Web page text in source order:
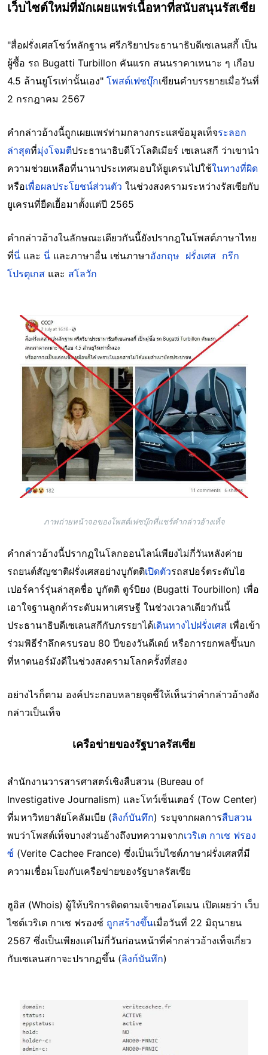
เว็บไซต์ใหม่ที่มักเผยแพร่เนื้อหาที่สนับสนุนรัสเซีย
"สื่อฝรั่งเศสโชว์หลักฐาน ศรีภริยาประธานาธิบดีเซเลนสกี้ เป็น
ผู้ซื้อ รถ Bugatti Turbillon คันแรก สนนราคาเหนาะ ๆ เกือบ
4.5 ล้านยูโรเท่านั้นเอง" โพสต์เฟซบุ๊กเขียนคำบรรยายเมื่อวันที่
2 กรกฎาคม 2567
คำกล่าวอ้างนี้ถูกเผยแพร่ท่ามกลางกระแสข้อมูลเท็จระลอก
ล่าสุดที่มุ่งโจมตีประธานาธิบดีโวโลดิเมียร์ เซเลนสกี ว่าเขานำ
ความช่วยเหลือที่นานาประเทศมอบให้ยูเครนไปใช้ในทางที่ผิด
หรือเพื่อผลประโยชน์ส่วนตัว ในช่วงสงครามระหว่างรัสเซียกับ
ยูเครนที่ยืดเยื้อมาตั้งแต่ปี 2565
คำกล่าวอ้างในลักษณะเดียวกันนี้ยังปรากฎในโพสต์ภาษาไทย
ที่นี่ และ นี่ และภาษาอื่น เช่นภาษาอังกฤษ ฝรั่งเศส กรีก
โปรตุเกส และ สโลวัก
Image
ภาพถ่ายหน้าจอของโพสต์เฟซบุ๊กที่แชร์คำกล่าวอ้างเท็จ
คำกล่าวอ้างนี้ปรากฏในโลกออนไลน์เพียงไม่กี่วันหลังค่าย
รถยนต์สัญชาติฝรั่งเศสอย่างบูกัตติเปิดตัวรถสปอร์ตระดับไฮ
เปอร์คาร์รุ่นล่าสุดชื่อ บูกัตติ ตูร์บิยง (Bugatti Tourbillon) เพื่อ
เอาใจฐานลูกค้าระดับมหาเศรษฐี ในช่วงเวลาเดียวกันนี้
ประธานาธิบดีเซเลนสกีกับภรรยาได้เดินทางไปฝรั่งเศส เพื่อเข้า
ร่วมพิธีรำลึกครบรอบ 80 ปีของวันดีเดย์ หรือการยกพลขึ้นบก
ที่หาดนอร์มังดีในช่วงสงครามโลกครั้งที่สอง
อย่างไรก็ตาม องค์ประกอบหลายจุดชี้ให้เห็นว่าคำกล่าวอ้างดัง
กล่าวเป็นเท็จ
เครือข่ายของรัฐบาลรัสเซีย
สำนักงานวารสารศาสตร์เชิงสืบสวน (Bureau of
Investigative Journalism) และโทว์เซ็นเตอร์ (Tow Center)
ที่มหาวิทยาลัยโคลัมเบีย (ลิงก์บันทึก) ระบุจากผลการสืบสวน
พบว่าโพสต์เท็จบางส่วนอ้างถึงบทความจากเวริเต กาเช ฟรอง
ซ์ (Verite Cachee France) ซึ่งเป็นเว็บไซต์ภาษาฝรั่งเศสที่มี
ความเชื่อมโยงกับเครือข่ายของรัฐบาลรัสเซีย
ฮูอิส (Whois) ผู้ให้บริการติดตามเจ้าของโดเมน เปิดเผยว่า เว็บ
ไซต์เวริเต กาเช ฟรองซ์ ถูกสร้างขึ้นเมื่อวันที่ 22 มิถุนายน
2567 ซึ่งเป็นเพียงแค่ไม่กี่วันก่อนหน้าที่คำกล่าวอ้างเท็จเกี่ยว
กับเซเลนสกาจะปรากฏขึ้น (ลิงก์บันทึก)
Image